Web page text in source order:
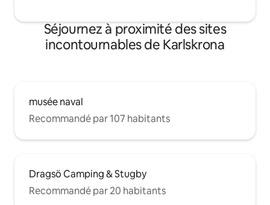
Séjournez à proximité des sites
incontournables de Karlskrona
musée naval
Recommandé par 107 habitants
Dragsö Camping & Stugby
Recommandé par 20 habitants